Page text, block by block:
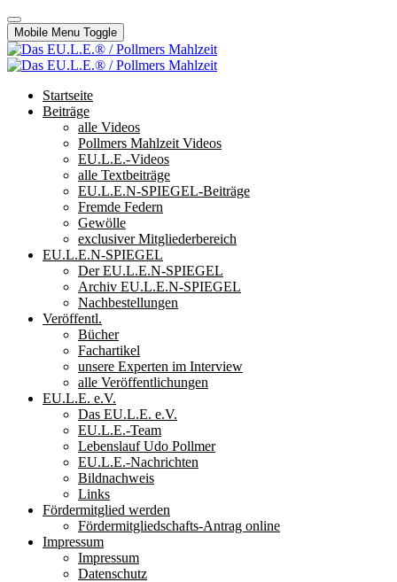
Mobile Menu Toggle
Startseite
Beiträge
alle Videos
Pollmers Mahlzeit Videos
EU.L.E.-Videos
alle Textbeiträge
EU.L.E.N-SPIEGEL-Beiträge
Fremde Federn
Gewölle
exclusiver Mitgliederbereich
EU.L.E.N-SPIEGEL
Der EU.L.E.N-SPIEGEL
Archiv EU.L.E.N-SPIEGEL
Nachbestellungen
Veröffentl.
Bücher
Fachartikel
unsere Experten im Interview
alle Veröffentlichungen
EU.L.E. e.V.
Das EU.L.E. e.V.
EU.L.E.-Team
Lebenslauf Udo Pollmer
EU.L.E.-Nachrichten
Bildnachweis
Links
Fördermitglied werden
Fördermitgliedschafts-Antrag online
Impressum
Impressum
Datenschutz